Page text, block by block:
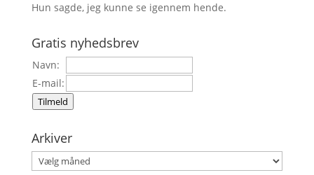
Hun sagde, jeg kunne se igennem hende.
Gratis nyhedsbrev
Navn:
E-mail:
Tilmeld
Arkiver
Arkiver